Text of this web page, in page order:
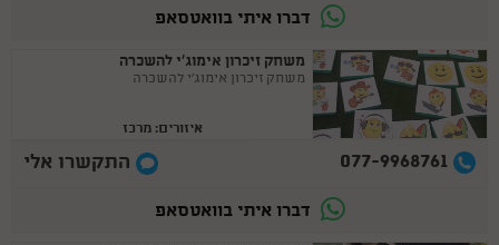
דברו איתי בוואטסאפ
משחק זיכרון אימוג'י להשכרה
משחק זיכרון אימוג'י להשכרה
איזורים: מרכז
077-9968761 התקשרו אלי
דברו איתי בוואטסאפ